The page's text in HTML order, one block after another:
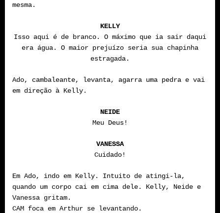
mesma.
KELLY
Isso aqui é de branco. O máximo que ia sair daqui
era água. O maior prejuízo seria sua chapinha
estragada.
Ado, cambaleante, levanta, agarra uma pedra e vai
em direção à Kelly.
NEIDE
Meu Deus!
VANESSA
Cuidado!
Em Ado, indo em Kelly. Intuito de atingi-la,
quando um corpo cai em cima dele. Kelly, Neide e
Vanessa gritam.
CAM foca em Arthur se levantando.